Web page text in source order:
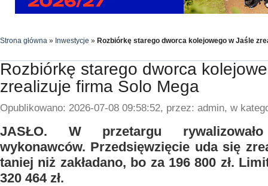
Strona główna » Inwestycje » Rozbiórkę starego dworca kolejowego w Jaśle
Rozbiórkę starego dworca
zrealizuje firma Solo Mega
Opublikowano: 2026-07-08 09:58:52, przez: admin, w
JASŁO. W przetargu
wykonawców. Przedsięwzięcie uda się
taniej niż zakładano, bo za 196 800 zł.
320 464 zł.